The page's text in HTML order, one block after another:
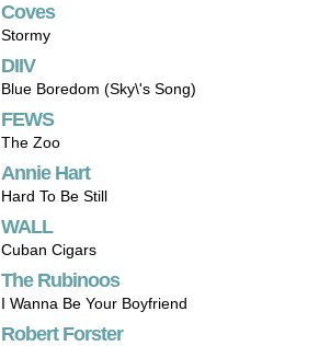
Coves
Stormy
DIIV
Blue Boredom (Sky\'s Song)
FEWS
The Zoo
Annie Hart
Hard To Be Still
WALL
Cuban Cigars
The Rubinoos
I Wanna Be Your Boyfriend
Robert Forster